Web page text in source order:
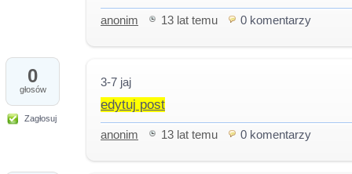
anonim 13 lat temu 0 komentarzy
0
głosów
Zagłosuj
3-7 jaj
edytuj post
anonim 13 lat temu 0 komentarzy